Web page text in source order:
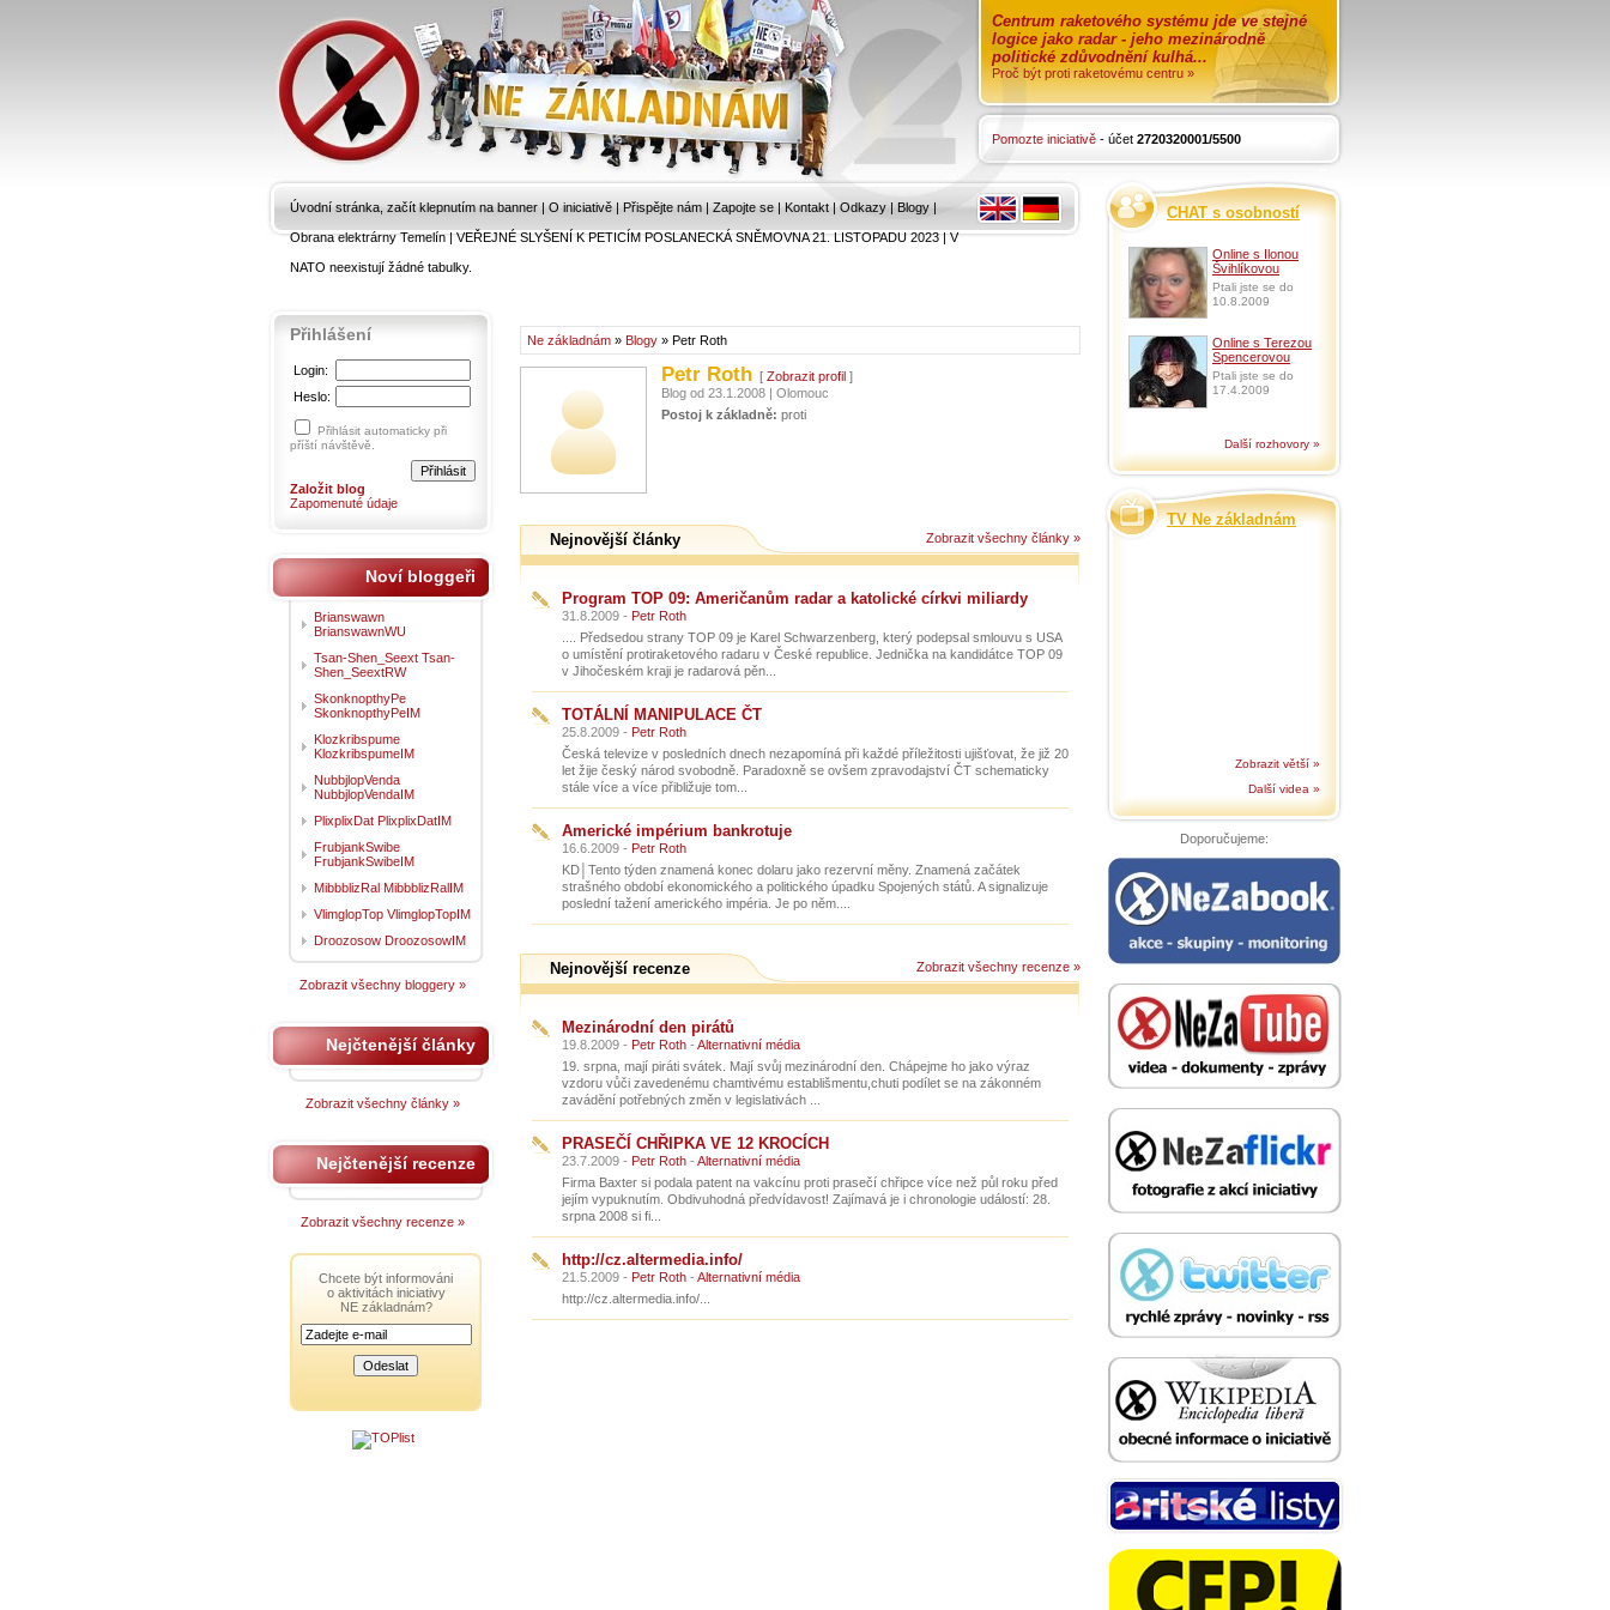
Centrum raketového systému jde ve stejné
logice jako radar - jeho mezinárodně
politické zdůvodnění kulhá...
Proč být proti raketovému centru »
Pomozte iniciativě - účet 2720320001/5500
Úvodní stránka, začít klepnutím na banner | O iniciativě | Přispějte nám | Zapojte se | Kontakt | Odkazy | Blogy |
Obrana elektrárny Temelín|VEŘEJNÉ SLYŠENÍ K PETICÍM POSLANECKÁ SNĚMOVNA 21. LISTOPADU 2023|V
NATO neexistují žádné tabulky.
Ne základnám » Blogy » Petr Roth
Petr Roth [ Zobrazit profil ]
Blog od 23.1.2008 | Olomouc
Postoj k základně: proti
Zobrazit všechny články »
Nejnovější články
Program TOP 09: Američanům radar a katolické církvi miliardy
31.8.2009 - Petr Roth
.... Předsedou strany TOP 09 je Karel Schwarzenberg, který podepsal smlouvu s USA
o umístění protiraketového radaru v České republice. Jednička na kandidátce TOP 09
v Jihočeském kraji je radarová pěn...
TOTÁLNÍ MANIPULACE ČT
25.8.2009 - Petr Roth
Česká televize v posledních dnech nezapomíná při každé příležitosti ujišťovat, že již 20
let žije český národ svobodně. Paradoxně se ovšem zpravodajství ČT schematicky
stále více a více přibližuje tom...
Americké impérium bankrotuje
16.6.2009 - Petr Roth
KD│Tento týden znamená konec dolaru jako rezervní měny. Znamená začátek
strašného období ekonomického a politického úpadku Spojených států. A signalizuje
poslední tažení amerického impéria. Je po něm....
Zobrazit všechny recenze »
Nejnovější recenze
Mezinárodní den pirátů
19.8.2009 - Petr Roth - Alternativní média
19. srpna, mají piráti svátek. Mají svůj mezinárodní den. Chápejme ho jako výraz
vzdoru vůči zavedenému chamtivému establišmentu,chuti podílet se na zákonném
zavádění potřebných změn v legislativách ...
PRASEČÍ CHŘIPKA VE 12 KROCÍCH
23.7.2009 - Petr Roth - Alternativní média
Firma Baxter si podala patent na vakcínu proti prasečí chřipce více než půl roku před
jejím vypuknutím. Obdivuhodná předvídavost! Zajímavá je i chronologie událostí: 28.
srpna 2008 si fi...
http://cz.altermedia.info/
21.5.2009 - Petr Roth - Alternativní média
http://cz.altermedia.info/...
Přihlášení
Login:
Heslo:
Přihlásit automaticky při
příští návštěvě.
Založit blog
Zapomenuté údaje
Noví bloggeři
Brianswawn
BrianswawnWU
Tsan-Shen_Seext Tsan-
Shen_SeextRW
SkonknopthyPe
SkonknopthyPeIM
Klozkribspume
KlozkribspumeIM
NubbjlopVenda
NubbjlopVendaIM
PlixplixDat PlixplixDatIM
FrubjankSwibe
FrubjankSwibeIM
MibbblizRal MibbblizRalIM
VlimglopTop VlimglopTopIM
Droozosow DroozosowIM
Zobrazit všechny bloggery »
Nejčtenější články
Zobrazit všechny články »
Nejčtenější recenze
Zobrazit všechny recenze »
Chcete být informováni
o aktivitách iniciativy
NE základnám?
CHAT s osobností
Online s Ilonou
Švihlíkovou
Ptali jste se do
10.8.2009
Online s Terezou
Spencerovou
Ptali jste se do
17.4.2009
Další rozhovory »
TV Ne základnám
Zobrazit větší »
Další videa »
Doporučujeme: